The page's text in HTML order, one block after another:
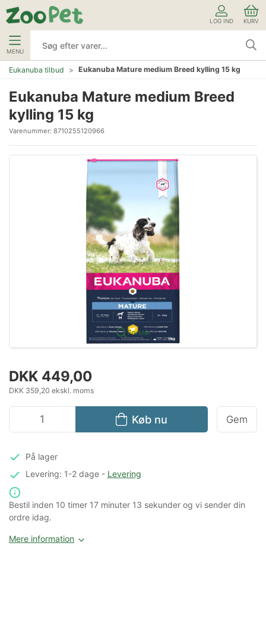
LOG IND KURV
MENU
Eukanuba tilbud Eukanuba Mature medium Breed kylling 15 kg
Eukanuba Mature medium Breed
kylling 15 kg
Varenummer: 8710255120966
Forstør
DKK 449,00
DKK 359,20 ekskl. moms
Køb nu Gem
På lager
Levering: 1-2 dage- Levering
Bestil inden 10 timer 17 minuter 13 sekunder og vi sender din
ordre idag.
Mere information